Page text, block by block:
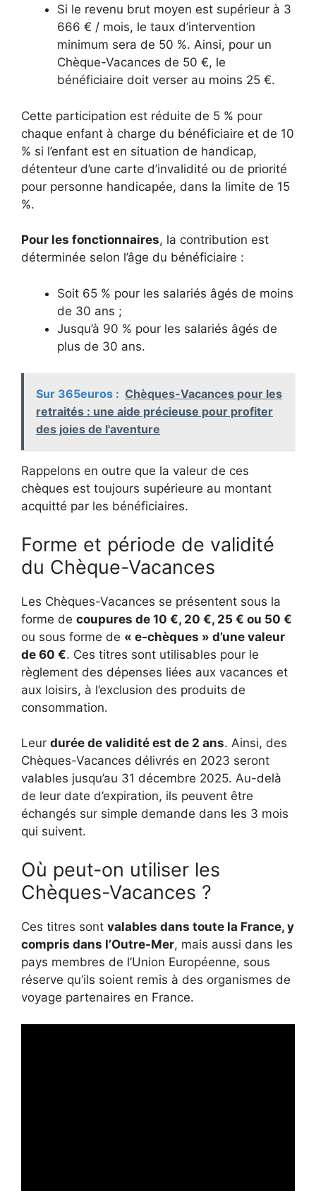
Si le revenu brut moyen est supérieur à 3
666 € / mois, le taux d’intervention
minimum sera de 50 %. Ainsi, pour un
Chèque-Vacances de 50 €, le
bénéficiaire doit verser au moins 25 €.
Cette participation est réduite de 5 % pour
chaque enfant à charge du bénéficiaire et de 10
% si l’enfant est en situation de handicap,
détenteur d’une carte d’invalidité ou de priorité
pour personne handicapée, dans la limite de 15
%.
Pour les fonctionnaires, la contribution est
déterminée selon l’âge du bénéficiaire :
Soit 65 % pour les salariés âgés de moins
de 30 ans ;
Jusqu’à 90 % pour les salariés âgés de
plus de 30 ans.
Sur 365euros : Chèques-Vacances pour les
retraités : une aide précieuse pour profiter
des joies de l'aventure
Rappelons en outre que la valeur de ces
chèques est toujours supérieure au montant
acquitté par les bénéficiaires.
Forme et période de validité
du Chèque-Vacances
Les Chèques-Vacances se présentent sous la
forme de coupures de 10 €, 20 €, 25 € ou 50 €
ou sous forme de « e-chèques » d’une valeur
de 60 €. Ces titres sont utilisables pour le
règlement des dépenses liées aux vacances et
aux loisirs, à l’exclusion des produits de
consommation.
Leur durée de validité est de 2 ans. Ainsi, des
Chèques-Vacances délivrés en 2023 seront
valables jusqu’au 31 décembre 2025. Au-delà
de leur date d’expiration, ils peuvent être
échangés sur simple demande dans les 3 mois
qui suivent.
Où peut-on utiliser les
Chèques-Vacances ?
Ces titres sont valables dans toute la France, y
compris dans l’Outre-Mer, mais aussi dans les
pays membres de l’Union Européenne, sous
réserve qu’ils soient remis à des organismes de
voyage partenaires en France.